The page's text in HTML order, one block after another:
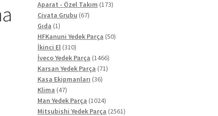
ürün
Aparat - Özel Takım 173173
Civata Grubu 6767
Gıda 11
ürün
HFKanuni Yedek Parça 5050
İkinci El 310310
ürün
İveco Yedek Parça 14661466
ürün
Karsan Yedek Parça 7171
Kasa Ekipmanları 3636
Klima 4747
ürün
Man Yedek Parça 10241024
ürün
Mitsubishi Yedek Parça 25612561